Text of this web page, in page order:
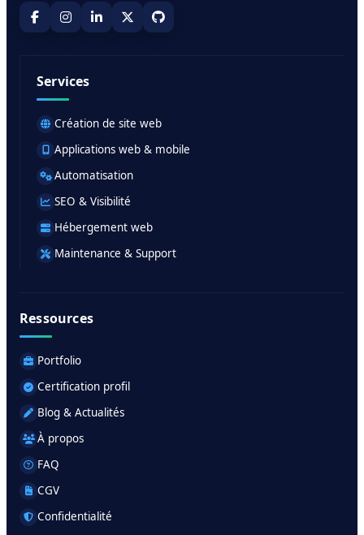
Services
Création de site web
Applications web & mobile
Automatisation
SEO & Visibilité
Hébergement web
Maintenance & Support
Ressources
Portfolio
Certification profil
Blog & Actualités
À propos
FAQ
CGV
Confidentialité